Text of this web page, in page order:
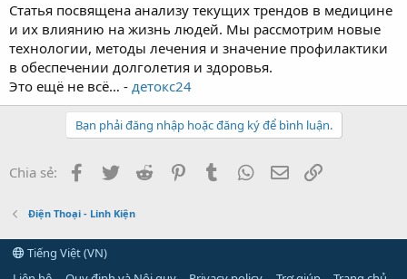
Статья посвящена анализу текущих трендов в медицине
и их влиянию на жизнь людей. Мы рассмотрим новые
технологии, методы лечения и значение профилактики
в обеспечении долголетия и здоровья.
Это ещё не всё… - детокс24
Bạn phải đăng nhập hoặc đăng ký để bình luận.
Chia sẻ: Facebook
Twitter Reddit PinterestTumblr WhatsApp
Email
Điện Thoại - Linh Kiện
Tiếng Việt (VN)